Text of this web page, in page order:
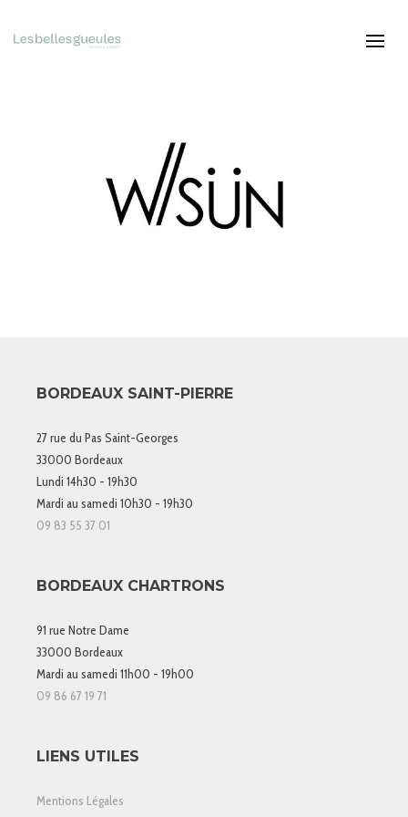
BORDEAUX SAINT-PIERRE
27 rue du Pas Saint-Georges
33000 Bordeaux
Lundi 14h30 - 19h30
Mardi au samedi 10h30 - 19h30
09 83 55 37 01
BORDEAUX CHARTRONS
91 rue Notre Dame
33000 Bordeaux
Mardi au samedi 11h00 - 19h00
09 86 67 19 71
LIENS UTILES
Mentions Légales